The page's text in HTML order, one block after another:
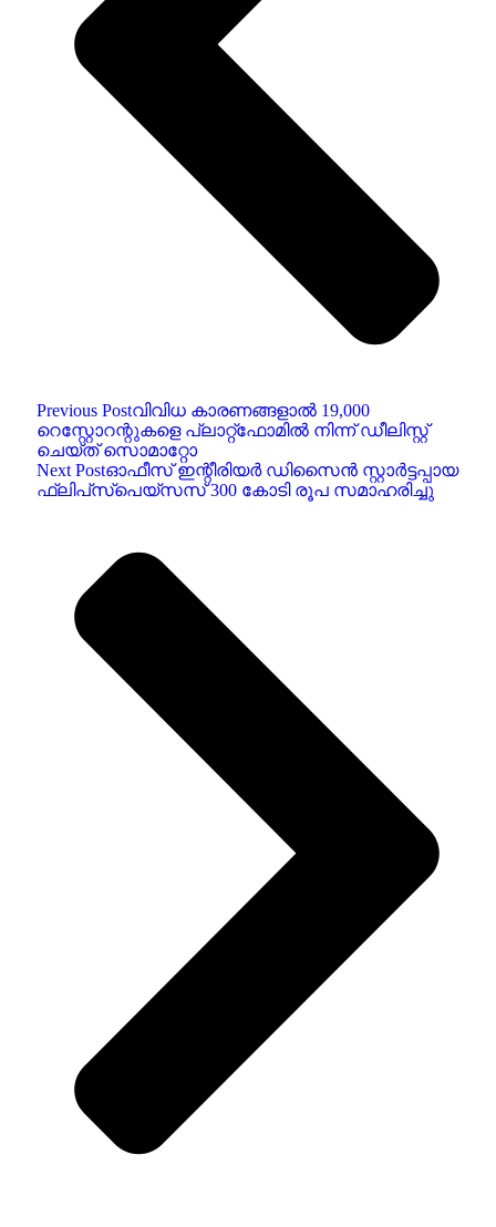
Previous Postവിവിധ കാരണങ്ങളാൽ 19,000
റെസ്റ്റോറന്റുകളെ പ്ലാറ്റ്‌ഫോമിൽ നിന്ന് ഡീലിസ്റ്റ്
ചെയ്ത് സൊമാറ്റോ
Next Postഓഫീസ് ഇന്റീരിയർ ഡിസൈൻ സ്റ്റാർട്ടപ്പായ
ഫ്ലിപ്‌സ്‌പെയ്‌സസ് 300 കോടി രൂപ സമാഹരിച്ചു